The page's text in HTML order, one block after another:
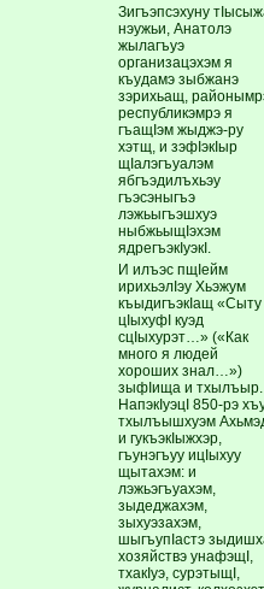
Зигъэпсэхуну
нэужьи, Анатолэ
жылагъуэ
организацэхэм я
къудамэ зыбжанэ
зэрихьащ,
республикэмрэ я
гъащIэм жыджэ-ру
хэтщ, и зэфIэкIыр
щIалэгъуалэм
ябгъэдилъхьэу
гъэсэныгъэ
лэжьыгъэшхуэ
ныбжьыщIэхэм
ядрегъэкIуэкI.
И илъэс пщIейм
ирихьэлIэу Хьэжум
къыдигъэкIащ «Сыту
цIыхуфI куэд
сцIыхурэт…» («Как
много я людей
хороших знал…»)
зыфIища и тхылъыр.
НапэкIуэцI 850-рэ
тхылъышхуэм
и гукъэкIыжхэр,
гъунэгъуу ицIыхуу
щытахэм: и
лэжьэгъуахэм,
зыдеджахэм,
зыхуэзахэм,
шыгъупIастэ
хозяйствэ унафэщI,
тхакIуэ, сурэтыщI,